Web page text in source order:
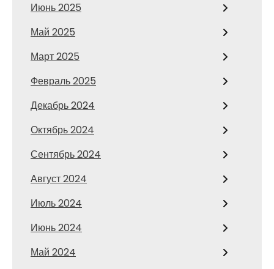
Июнь 2025
Май 2025
Март 2025
Февраль 2025
Декабрь 2024
Октябрь 2024
Сентябрь 2024
Август 2024
Июль 2024
Июнь 2024
Май 2024